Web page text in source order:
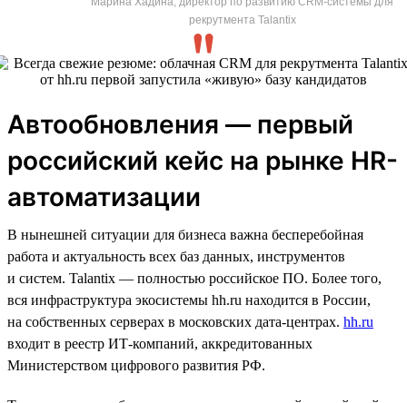
рекрутмента Talantix
Автообновления — первый
российский кейс на рынке HR-
автоматизации
В нынешней ситуации для бизнеса важна бесперебойная
работа и актуальность всех баз данных, инструментов
и систем. Talantix — полностью российское ПО. Более того,
вся инфраструктура экосистемы hh.ru находится в России,
на собственных серверах в московских дата-центрах. hh.ru
входит в реестр ИТ-компаний, аккредитованных
Министерством цифрового развития РФ.